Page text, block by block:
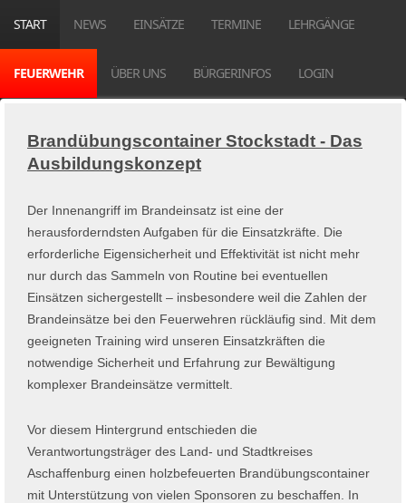
START NEWS EINSÄTZE TERMINE LEHRGÄNGE
FEUERWEHR ÜBER UNS BÜRGERINFOS LOGIN
Brandübungscontainer Stockstadt - Das
Ausbildungskonzept
Der Innenangriff im Brandeinsatz ist eine der
herausforderndsten Aufgaben für die Einsatzkräfte. Die
erforderliche Eigensicherheit und Effektivität ist nicht mehr
nur durch das Sammeln von Routine bei eventuellen
Einsätzen sichergestellt – insbesondere weil die Zahlen der
Brandeinsätze bei den Feuerwehren rückläufig sind. Mit dem
geeigneten Training wird unseren Einsatzkräften die
notwendige Sicherheit und Erfahrung zur Bewältigung
komplexer Brandeinsätze vermittelt.
Vor diesem Hintergrund entschieden die
Verantwortungsträger des Land- und Stadtkreises
Aschaffenburg einen holzbefeuerten Brandübungscontainer
mit Unterstützung von vielen Sponsoren zu beschaffen. In